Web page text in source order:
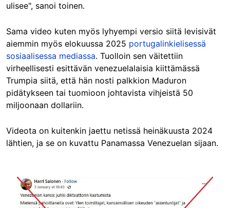
ulisee", sanoi toinen.
Sama video kuten myös lyhyempi versio siitä levisivät
aiemmin myös elokuussa 2025 portugalinkielisessä
sosiaalisessa mediassa. Tuolloin sen väitettiin
virheellisesti esittävän venezuelalaisia kiittämässä
Trumpia siitä, että hän nosti palkkion Maduron
pidätykseen tai tuomioon johtavista vihjeistä 50
miljoonaan dollariin.
Videota on kuitenkin jaettu netissä heinäkuusta 2024
lähtien, ja se on kuvattu Panamassa Venezuelan sijaan.
Image